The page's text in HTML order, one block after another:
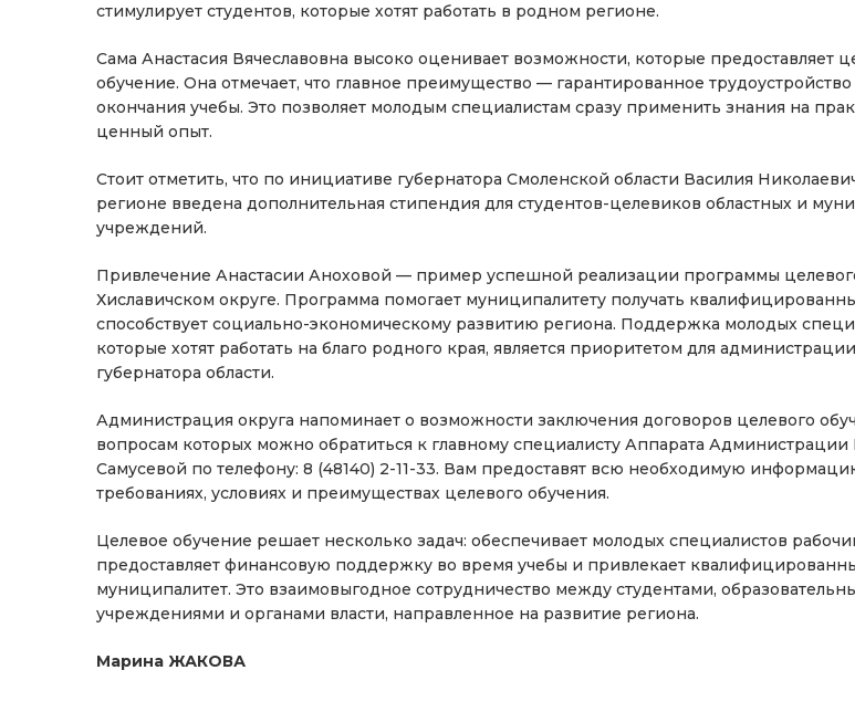
стимулирует студентов, которые хотят работать в родном регионе.
Сама Анастасия Вячеславовна высоко оценивает возможности, которые предоставляет
обучение. Она отмечает, что главное преимущество — гарантированное трудоустройство
окончания учебы. Это позволяет молодым специалистам сразу применить знания на
ценный опыт.
Стоит отметить, что по инициативе губернатора Смоленской области Василия
регионе введена дополнительная стипендия для студентов-целевиков областных и
учреждений.
Привлечение Анастасии Аноховой — пример успешной реализации программы
Хиславичском округе. Программа помогает муниципалитету получать
способствует социально-экономическому развитию региона. Поддержка молодых
которые хотят работать на благо родного края, является приоритетом для
губернатора области.
Администрация округа напоминает о возможности заключения договоров целевого
вопросам которых можно обратиться к главному специалисту Аппарата
Самусевой по телефону: 8 (48140) 2-11-33. Вам предоставят всю необходимую
требованиях, условиях и преимуществах целевого обучения.
Целевое обучение решает несколько задач: обеспечивает молодых специалистов
предоставляет финансовую поддержку во время учебы и привлекает
муниципалитет. Это взаимовыгодное сотрудничество между студентами,
учреждениями и органами власти, направленное на развитие региона.
Марина ЖАКОВА